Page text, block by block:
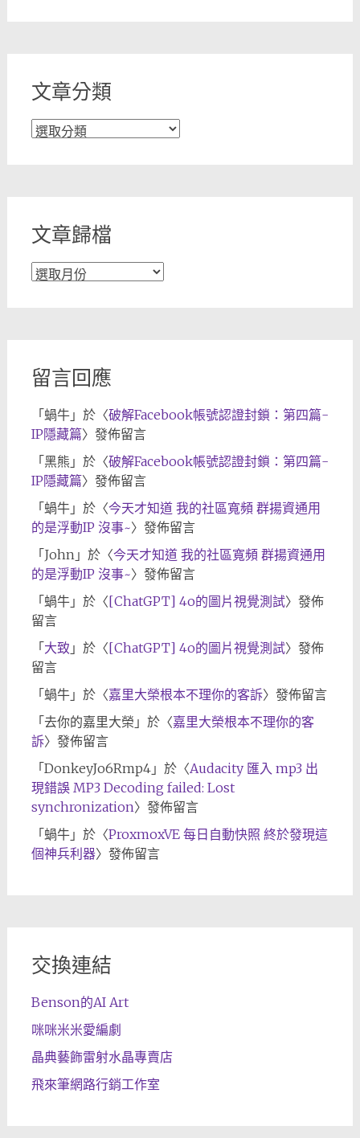
文章分類
文
文章歸檔
文
留言回應
「 蝸牛」於〈破解Facebook帳號認證封鎖：第四篇-
IP隱藏篇〉發佈留言
「 黑熊 」於〈破解Facebook帳號認證封鎖：第四篇-
IP隱藏篇〉發佈留言
「 蝸牛」於〈今天才知道 我的社區寬頻 群揚資通用
的是浮動IP 沒事~〉發佈留言
「 John」於〈今天才知道 我的社區寬頻 群揚資通用
的是浮動IP 沒事~〉發佈留言
「 蝸牛」於〈[ChatGPT] 4o的圖片視覺測試〉發佈
留言
「 大致 」於〈[ChatGPT] 4o的圖片視覺測試〉發佈
留言
「 蝸牛」於〈嘉里大榮根本不理你的客訴〉發佈留言
「 去你的嘉里大榮 」於〈嘉里大榮根本不理你的客
訴〉發佈留言
「 DonkeyJo6Rmp4」於〈Audacity 匯入 mp3 出
現錯誤 MP3 Decoding failed: Lost
synchronization〉發佈留言
「 蝸牛」於〈ProxmoxVE 每日自動快照 終於發現這
個神兵利器〉發佈留言
交換連結
Benson的AI Art
咪咪米米愛編劇
晶典藝飾雷射水晶專賣店
飛來筆網路行銷工作室